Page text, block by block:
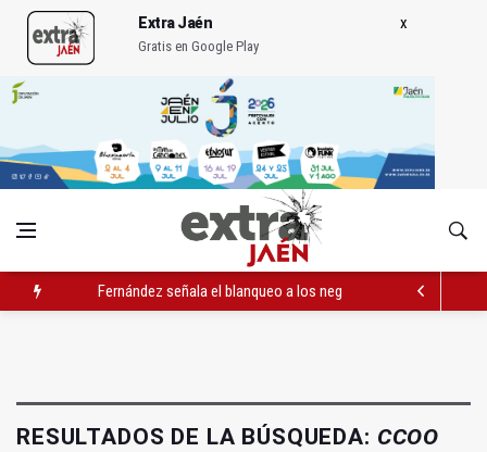
Extra Jaén
Gratis en Google Play
Fernández señala el blanqueo a los negacionistas de la
RESULTADOS DE LA BÚSQUEDA: CCOO